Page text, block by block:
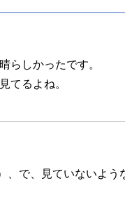
らしかったです。
てるよね。
、で、見ていないよう